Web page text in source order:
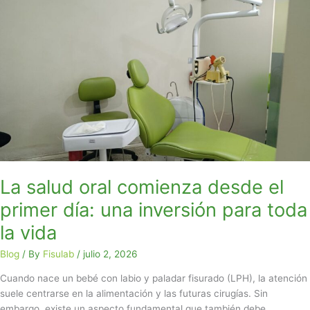
La salud oral comienza desde el
primer día: una inversión para toda
la vida
Blog / By Fisulab / julio 2, 2026
Cuando nace un bebé con labio y paladar fisurado (LPH), la atención
suele centrarse en la alimentación y las futuras cirugías. Sin
inversión
para
la
vida